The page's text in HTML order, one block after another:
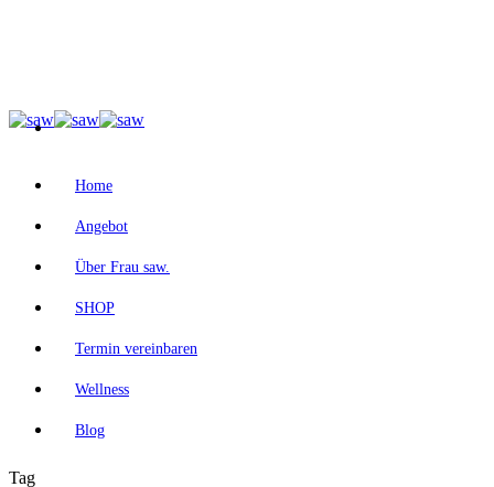
Home
Angebot
Über Frau saw.
SHOP
Termin vereinbaren
Wellness
Blog
Tag